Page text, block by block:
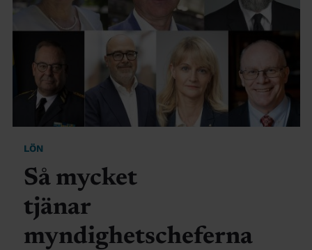
LÖN
Så mycket
tjänar
myndighetscheferna